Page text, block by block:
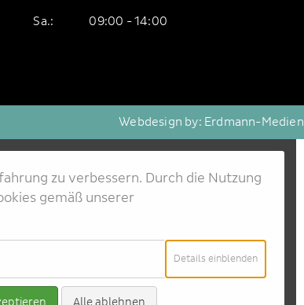
Sa.: 09:00 - 14:00
Webdesign by: Erdmann-Medien
zu verbessern. Durch die Nutzung
gemäß unserer
Details einblendenfür
Essenziell
Alle ablehnen